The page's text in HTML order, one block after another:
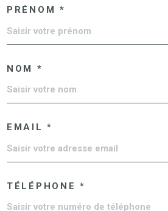
PRÉNOM *
NOM *
EMAIL *
TÉLÉPHONE *